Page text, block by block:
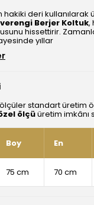
hakiki deri kullanılarak
Berjer Koltuk,
hissettirir.
yıllar
standart üretim
ölçüüretim imkânı
Boy En
75 cm 70 cm